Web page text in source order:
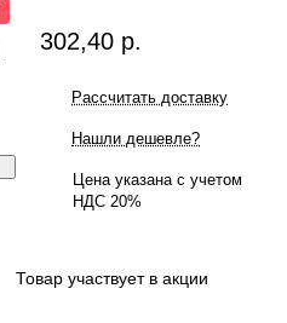
302,40 р.
Рассчитать доставку
Нашли дешевле?
Цена указана с учетом
НДС 20%
Товар участвует в акции